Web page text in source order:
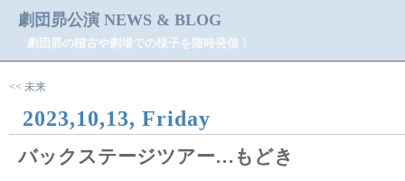
劇団昴公演 NEWS & BLOG
劇団昴の稽古や劇場での様子を随時発信！
<< 未来
2023,10,13, Friday
バックステージツアー…もどき